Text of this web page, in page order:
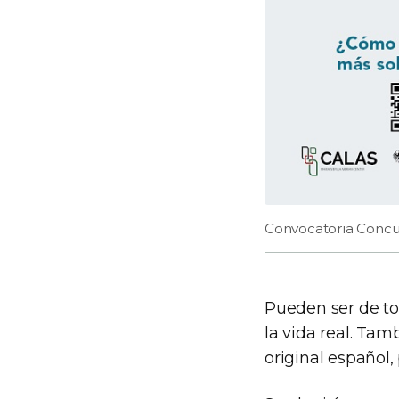
Convocatoria
Pueden ser de
la vida real.
original